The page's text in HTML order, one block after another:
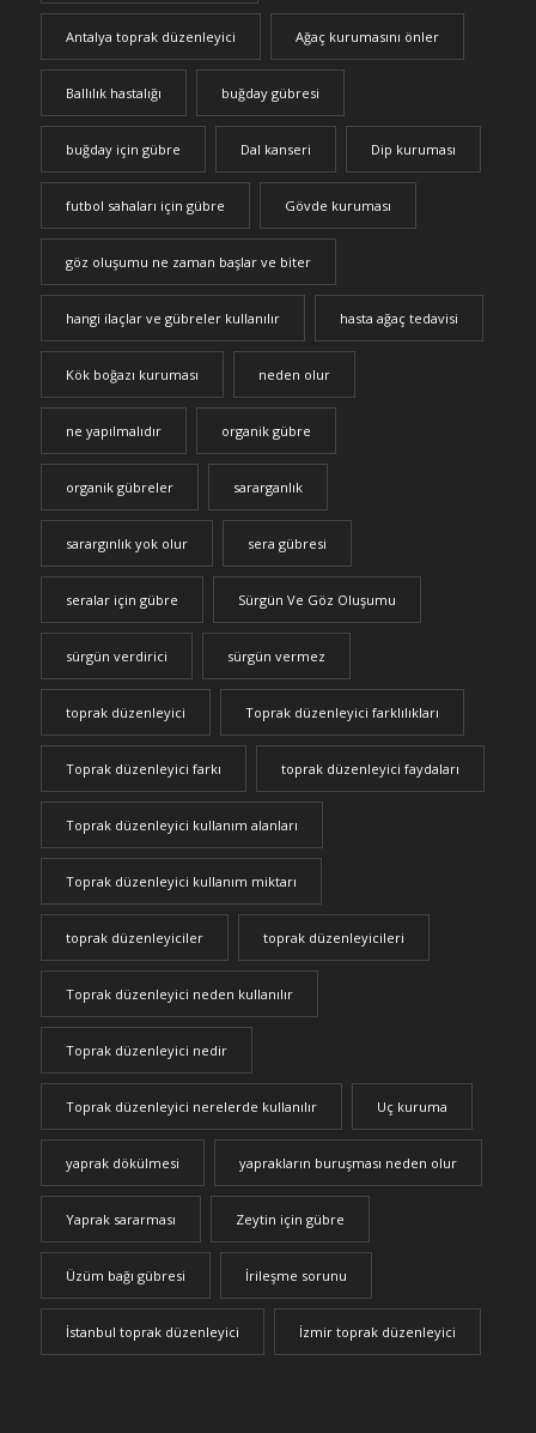
Antalya toprak düzenleyici Ağaç kurumasını önler
Ballılık hastalığı buğday gübresi
buğday için gübre Dal kanseri Dip kuruması
futbol sahaları için gübre Gövde kuruması
göz oluşumu ne zaman başlar ve biter
hangi ilaçlar ve gübreler kullanılır hasta ağaç tedavisi
Kök boğazı kuruması neden olur
ne yapılmalıdır organik gübre
organik gübreler sararganlık
sarargınlık yok olur sera gübresi
seralar için gübre Sürgün Ve Göz Oluşumu
sürgün verdirici sürgün vermez
toprak düzenleyici Toprak düzenleyici farklılıkları
Toprak düzenleyici farkı toprak düzenleyici faydaları
Toprak düzenleyici kullanım alanları
Toprak düzenleyici kullanım miktarı
toprak düzenleyiciler toprak düzenleyicileri
Toprak düzenleyici neden kullanılır
Toprak düzenleyici nedir
Toprak düzenleyici nerelerde kullanılır Uç kuruma
yaprak dökülmesi yaprakların buruşması neden olur
Yaprak sararması Zeytin için gübre
Üzüm bağı gübresi İrileşme sorunu
İstanbul toprak düzenleyici İzmir toprak düzenleyici